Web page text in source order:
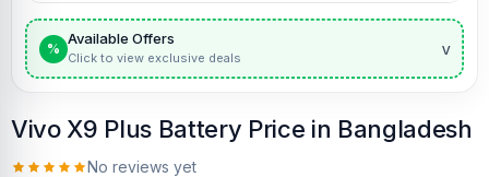
%
Available Offers
Click to view exclusive deals v
Vivo X9 Plus Battery Price in Bangladesh
No reviews yet